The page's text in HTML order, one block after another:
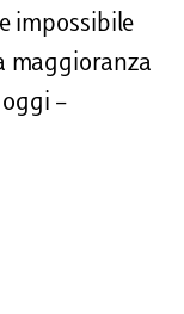
impossibile
maggioranza
–